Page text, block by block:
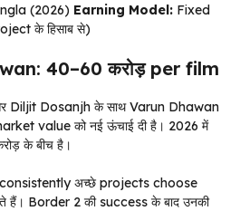
(2026) Earning Model: Fixed
के हिसाब से)
₹40–60 करोड़ per film
Diljit Dosanjh के साथ Varun Dhawan
value को नई ऊंचाई दी है। 2026 में
के बीच है।
अच्छे projects choose
हैं। Border 2 की success के बाद उनकी